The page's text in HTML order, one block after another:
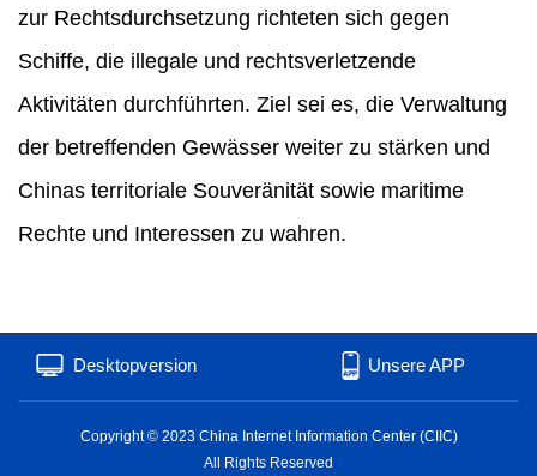
zur Rechtsdurchsetzung richteten sich gegen
Schiffe, die illegale und rechtsverletzende
Aktivitäten durchführten. Ziel sei es, die Verwaltung
der betreffenden Gewässer weiter zu stärken und
Chinas territoriale Souveränität sowie maritime
Rechte und Interessen zu wahren.
Desktopversion Unsere APP
Copyright © 2023 China Internet Information Center (CIIC)
All Rights Reserved